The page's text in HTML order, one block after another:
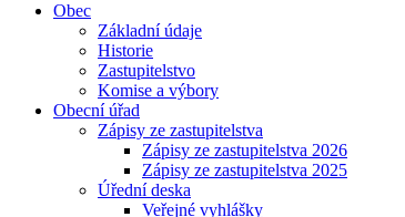
Obec
Základní údaje
Historie
Zastupitelstvo
Komise a výbory
Obecní úřad
Zápisy ze zastupitelstva
Zápisy ze zastupitelstva 2026
Zápisy ze zastupitelstva 2025
Úřední deska
Veřejné vyhlášky